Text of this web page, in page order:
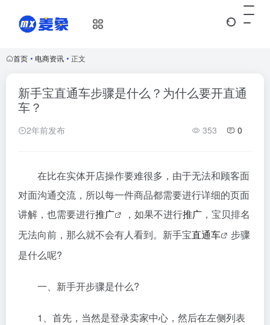
首页 • 电商资讯 • 正文
新手宝直通车步骤是什么？为什么要开直通
车？
2年前发布 353 0
在比在实体开店操作要难很多，由于无法和顾客面
对面沟通交流，所以每一件商品都需要进行详细的页面
讲解，也需要进行推广 ，如果不进行推广 ，宝贝排名
无法向前，那么就不会有人看到。新手宝直通车
步骤
是什么呢?
一、新手开步骤是什么?
1、首先，当然是登录卖家中心，然后在左侧列表